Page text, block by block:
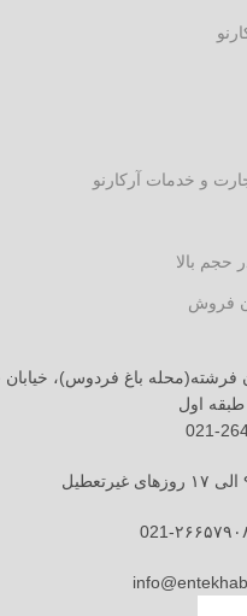
بالا
فروش
فرشته(محله باغ فردوس)، خیابان